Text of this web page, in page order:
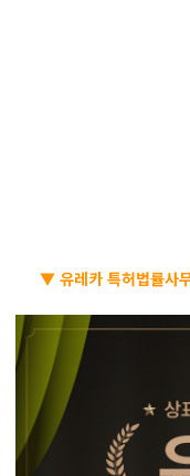
▼ 유레카 특허법률사